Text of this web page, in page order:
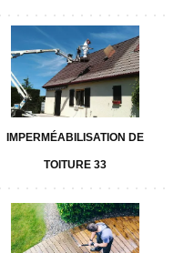
IMPERMÉABILISATION DE
TOITURE 33